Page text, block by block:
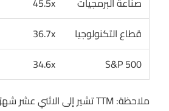
قطاع التكنولوجيا
36.7x
S&P 500
34.6x
ملاحظة: TTM تشير إلى الاثني عشر شهرًا الماضية.